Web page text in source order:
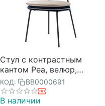
Стул с контрастным
кантом Pea, велюр,
темно-синий/бежевый,
Bergenson Bjorn
КОД: BB0000691
В наличии